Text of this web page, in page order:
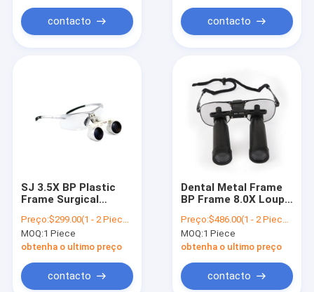
contacto contacto
SJ 3.5X BP Plastic
Frame Surgical
Loupes
Preço:$299.00(1 - 2 Pieces) $239.00(>=3 Pieces)
MOQ:1 Piece
obtenha o ultimo preço
contacto
Dental Metal Frame
BP Frame 8.0X Loupe
Loupes
Preço:$486.00(1 - 2 Pieces) $389.00(>=3 Pieces)
MOQ:1 Piece
obtenha o ultimo preço
contacto